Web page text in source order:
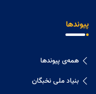
پیوندها
همه‌ی پیوندها
بنیاد ملی نخبگان